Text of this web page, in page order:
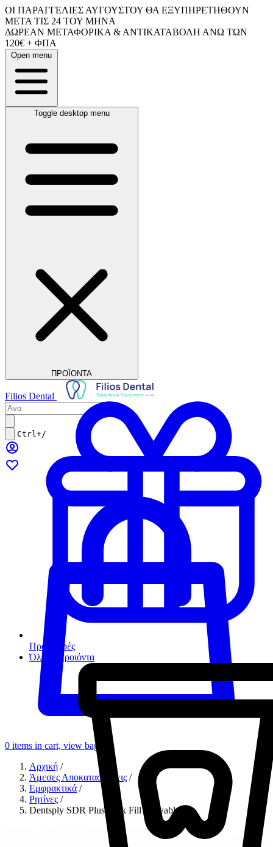
ΟΙ ΠΑΡΑΓΓΕΛΙΕΣ ΑΥΓΟΥΣΤΟΥ ΘΑ ΕΞΥΠΗΡΕΤΗΘΟΥΝ
ΜΕΤΑ ΤΙΣ 24 ΤΟΥ ΜΗΝΑ
ΔΩΡΕΑΝ ΜΕΤΑΦΟΡΙΚΑ & ΑΝΤΙΚΑΤΑΒΟΛΗ ΑΝΩ ΤΩΝ
120€ + ΦΠΑ
Open menu
Toggle desktop menu
ΠΡΟΪΟΝΤΑ
Προσφορές
Όλα τα προιόντα
Filios Dental
Ctrl+/
0 items in cart, view bag
Αρχική /
Άμεσες Αποκαταστάσεις /
Εμφρακτικά /
Ρητίνες /
Dentsply SDR Plus Bulk Fill Flowable